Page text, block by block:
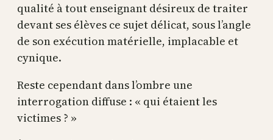
qualité à tout enseignant désireux de traiter
devant ses élèves ce sujet délicat, sous l’angle
de son exécution matérielle, implacable et
cynique.
Reste cependant dans l’ombre une
interrogation diffuse : « qui étaient les
victimes ? »